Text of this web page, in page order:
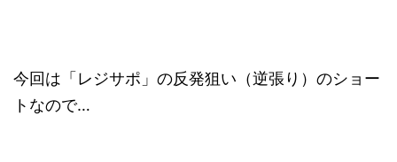
今回は「レジサポ」の反発狙い（逆張り）のショー
トなので…